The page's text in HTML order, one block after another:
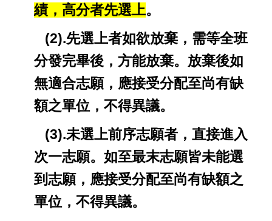
績，高分者先選上。
(2).先選上者如欲放棄，需等全班
分發完畢後，方能放棄。放棄後如
無適合志願，應接受分配至尚有缺
額之單位，不得異議。
(3).未選上前序志願者，直接進入
次一志願。如至最末志願皆未能選
到志願，應接受分配至尚有缺額之
單位，不得異議。